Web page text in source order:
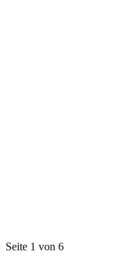
Seite 1 von 6